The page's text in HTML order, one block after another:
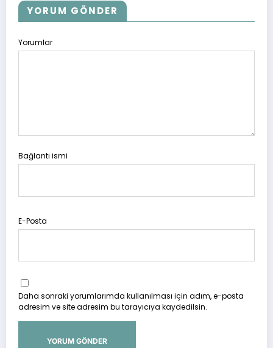
YORUM GÖNDER
Yorumlar
Bağlantı ismi
E-Posta
Daha sonraki yorumlarımda kullanılması için adım, e-posta
adresim ve site adresim bu tarayıcıya kaydedilsin.